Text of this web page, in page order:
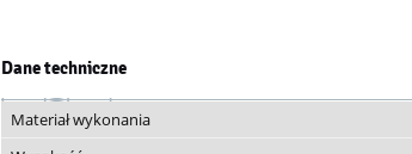
Dane techniczne
Materiał wykonania